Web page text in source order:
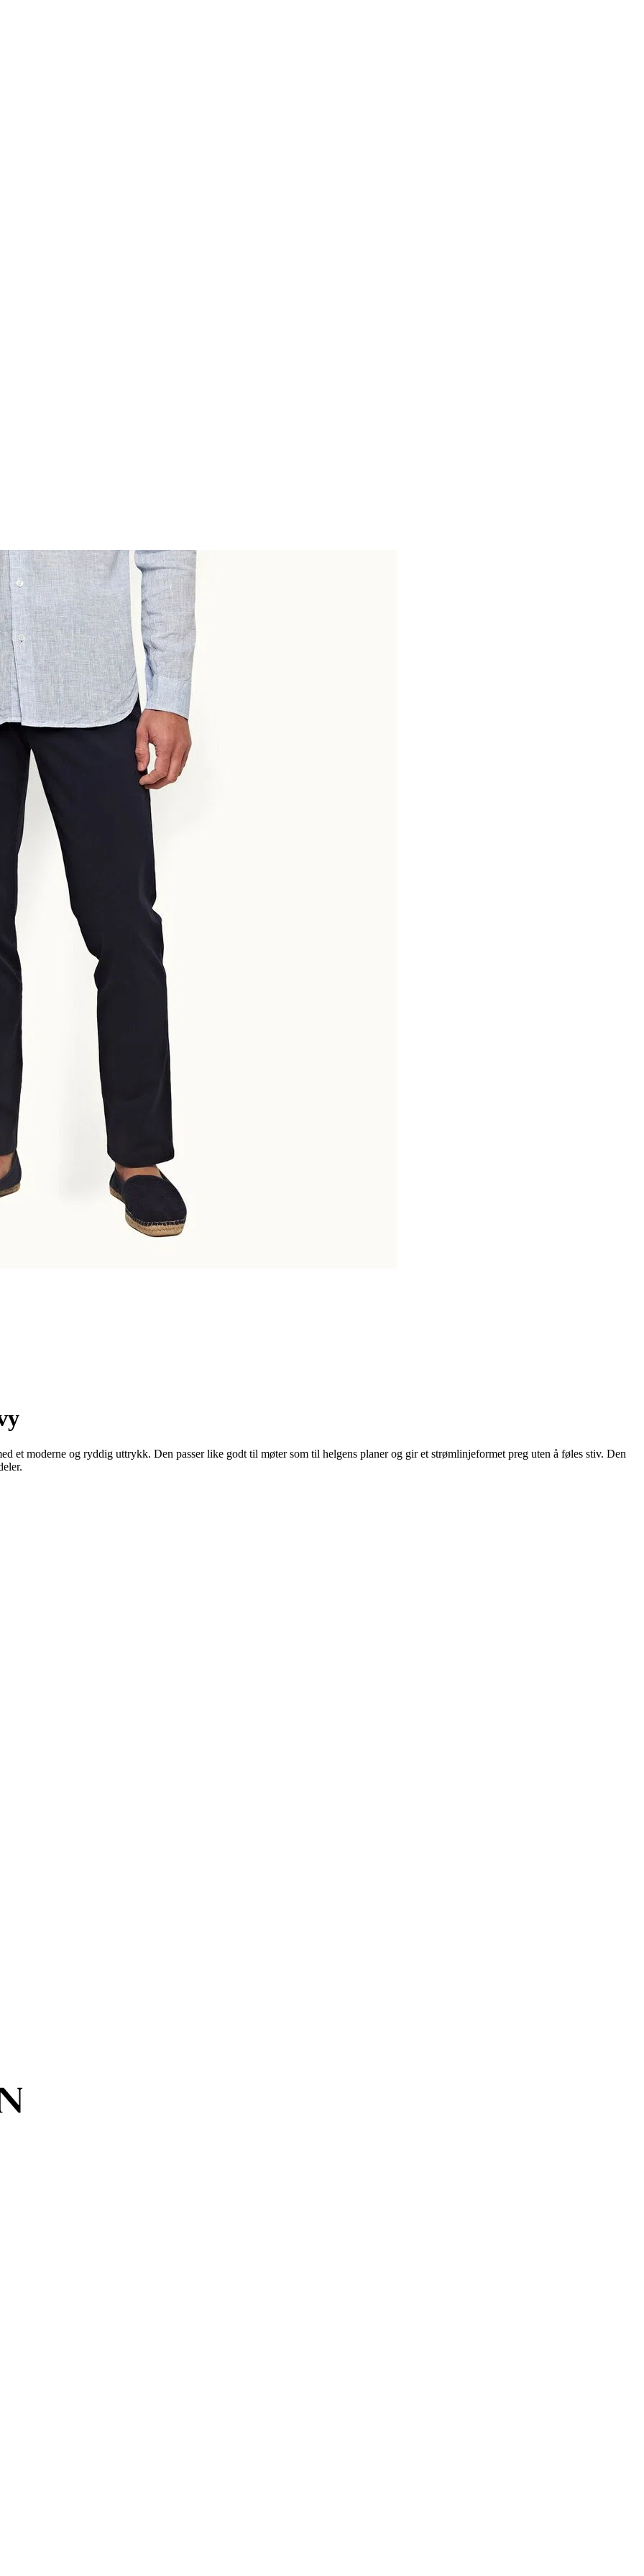
et moderne og ryddig uttrykk. Den passer like godt til møter som til helgens planer og gir et strømlinjeformet preg uten å føles stiv. Den